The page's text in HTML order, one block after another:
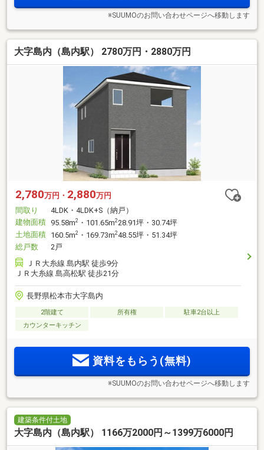
※SUUMOのお問い合わせページへ移動します
大字島内（島内駅） 2780万円・2880万円
2,780万円・ 2,880万円
間取り
4LDK・4LDK+S（納戸）
建物面積 95.58m2 ・101.65m228.91坪・30.74坪
土地面積 160.5m2 ・169.73m248.55坪・51.34坪
総戸数
2戸
ＪＲ大糸線 島内駅 徒歩9分
ＪＲ大糸線 島高松駅 徒歩21分
長野県松本市大字島内
2階建て 所有権
駐車2台以上
カウンターキッチン
資料をもらう(無料)
※SUUMOのお問い合わせページへ移動します
建築条件付土地
大字島内（島内駅） 1166万2000円～1399万6000円